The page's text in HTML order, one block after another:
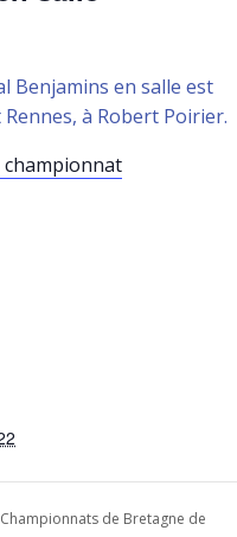
Benjamins en salle est
à Robert Poirier.
Championnats de Bretagne de